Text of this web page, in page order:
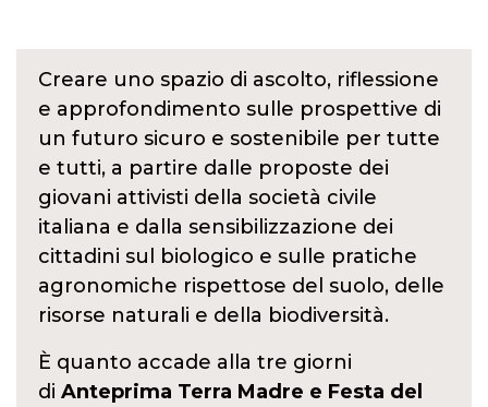
Creare uno spazio di ascolto, riflessione
e approfondimento sulle prospettive di
un futuro sicuro e sostenibile per tutte
e tutti, a partire dalle proposte dei
giovani attivisti della società civile
italiana e dalla sensibilizzazione dei
cittadini sul biologico e sulle pratiche
agronomiche rispettose del suolo, delle
risorse naturali e della biodiversità.
È quanto accade alla tre giorni
di Anteprima Terra Madre e Festa del